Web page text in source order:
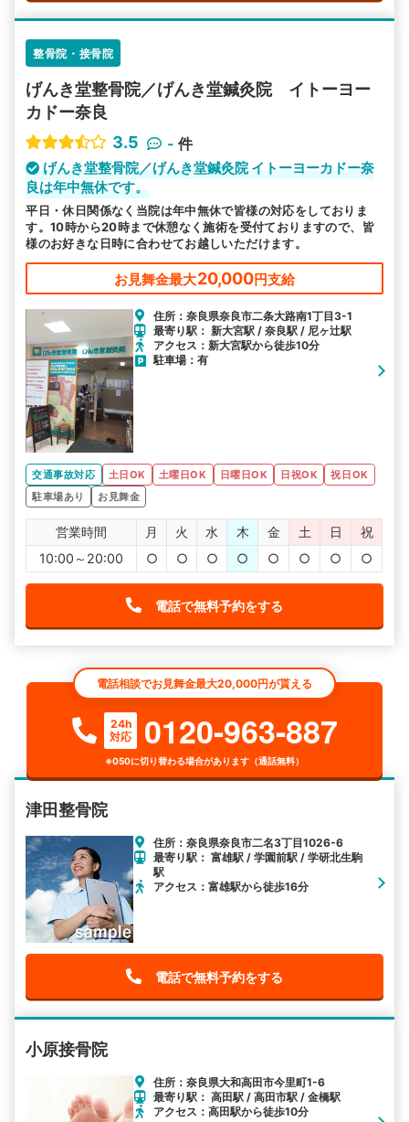
整骨院・接骨院
げんき堂整骨院／げんき堂鍼灸院 イトーヨー
カドー奈良
3.5
- 件
げんき堂整骨院／げんき堂鍼灸院 イトーヨーカドー奈
良は年中無休です。
平日・休日関係なく当院は年中無休で皆様の対応をしておりま
す。10時から20時まで休憩なく施術を受付ておりますので、皆
様のお好きな日時に合わせてお越しいただけます。
お見舞金最大20,000円支給
住所：奈良県奈良市二条大路南1丁目3-1
最寄り駅： 新大宮駅 / 奈良駅 / 尼ヶ辻駅
アクセス：新大宮駅から徒歩10分
駐車場：有
交通事故対応 土日OK 土曜日OK 日曜日OK 日祝OK
祝日OK
駐車場あり
お見舞金
営業時間 月 火 水 木 金 土 日
祝
10:00～20:00
○ ○ ○ ○ ○ ○ ○ ○
電話で無料予約をする
電話相談でお見舞金最大20,000円が貰える
24h
対応
0120-963-887
※050に切り替わる場合があります（通話無料）
津田整骨院
住所：奈良県奈良市二名3丁目1026-6
最寄り駅： 富雄駅 / 学園前駅 / 学研北生駒
駅
アクセス：富雄駅から徒歩16分
電話で無料予約をする
小原接骨院
住所：奈良県大和高田市今里町1-6
最寄り駅： 高田駅 / 高田市駅 / 金橋駅
アクセス：高田駅から徒歩10分